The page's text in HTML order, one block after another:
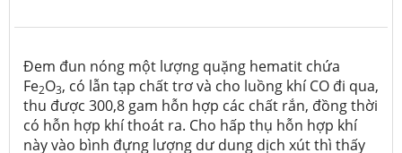
Đem đun nóng một lượng quặng hematit chứa
Fe2O3, có lẫn tạp chất trơ và cho luồng khí CO đi qua,
thu được 300,8 gam hỗn hợp các chất rắn, đồng thời
có hỗn hợp khí thoát ra. Cho hấp thụ hỗn hợp khí
này vào bình đựng lượng dư dung dịch xút thì thấy